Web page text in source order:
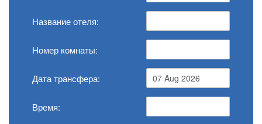
Название отеля:
Номер комнаты:
Дата трансфера:
Время: